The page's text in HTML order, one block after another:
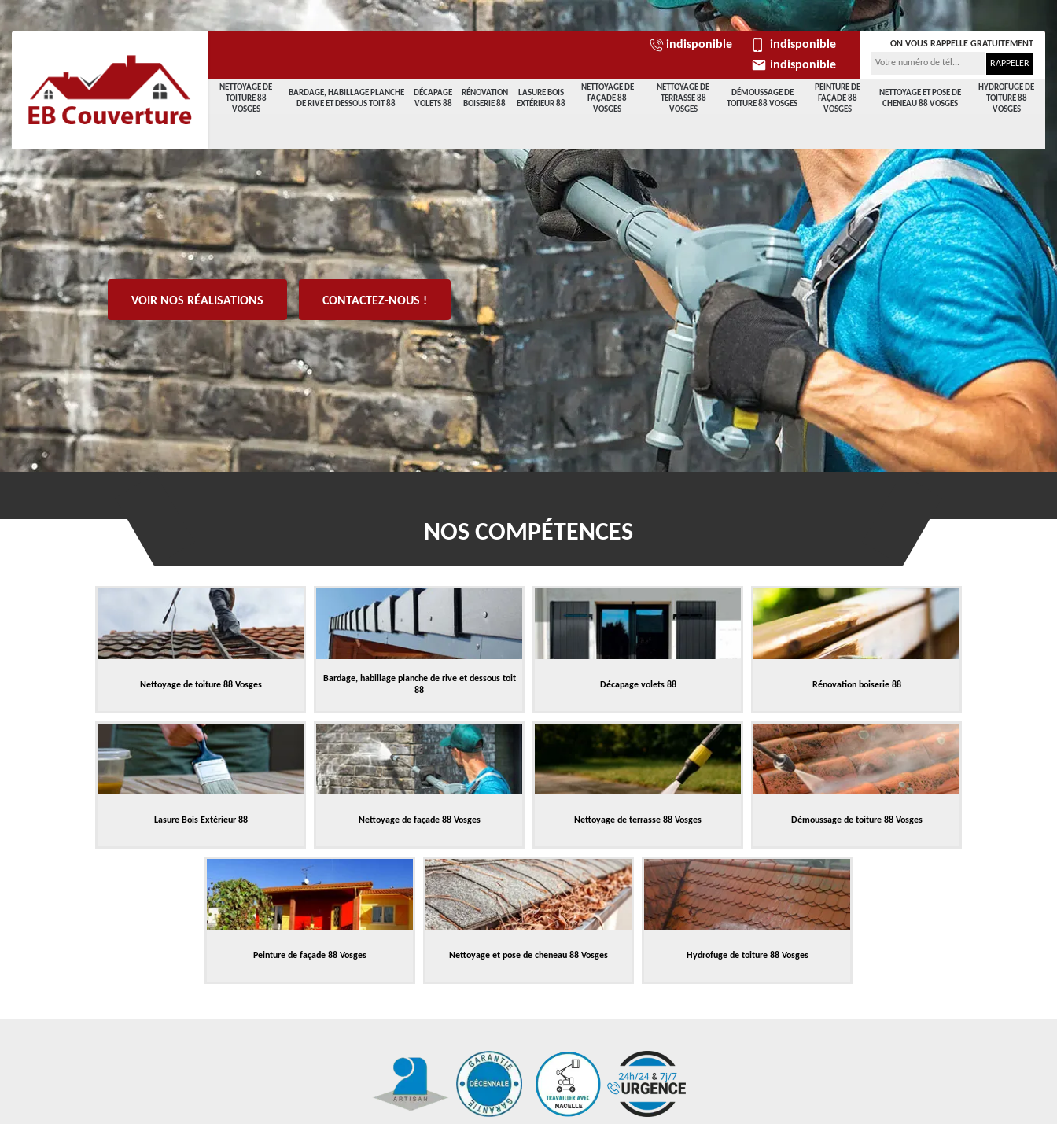
NETTOYAGE DE
TOITURE 88
VOSGES
BARDAGE, HABILLAGE PLANCHE
DE RIVE ET DESSOUS TOIT 88
DÉCAPAGE
VOLETS 88
RÉNOVATION
BOISERIE 88
LASURE BOIS
EXTÉRIEUR 88
NETTOYAGE DE
FAÇADE 88
VOSGES
NETTOYAGE DE
TERRASSE 88
VOSGES
DÉMOUSSAGE DE
TOITURE 88 VOSGES
PEINTURE DE
FAÇADE 88
VOSGES
NETTOYAGE ET POSE DE
CHENEAU 88 VOSGES
HYDROFUGE DE
TOITURE 88
VOSGES
indisponible
indisponible
indisponible
ON VOUS RAPPELLE GRATUITEMENT
VOIR NOS RÉALISATIONS CONTACTEZ-NOUS !
NOS COMPÉTENCES
Nettoyage de toiture 88 Vosges
Bardage, habillage planche de rive et dessous toit
88
Décapage volets 88 Rénovation boiserie 88
Lasure Bois Extérieur 88 Nettoyage de façade 88 Vosges Nettoyage de terrasse 88 Vosges Démoussage de toiture 88 Vosges
Peinture de façade 88 Vosges Nettoyage et pose de cheneau 88 Vosges Hydrofuge de toiture 88 Vosges